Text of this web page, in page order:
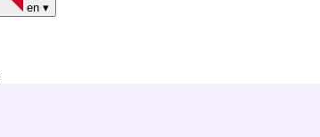
en ▾